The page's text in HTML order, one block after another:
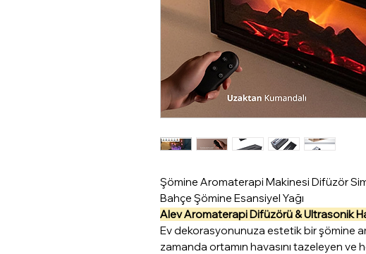
Şömine Aromaterapi Makinesi Difüzör
Bahçe Şömine Esansiyel Yağı
Alev Aromaterapi Difüzörü & Ultrasonik
Ev dekorasyonunuza estetik bir şömine
zamanda ortamın havasını tazeleyen ve